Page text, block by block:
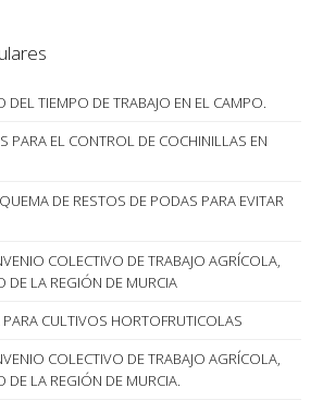
TIEMPO DE TRABAJO EN EL CAMPO.
PARA EL CONTROL DE COCHINILLAS EN
DE RESTOS DE PODAS PARA EVITAR
COLECTIVO DE TRABAJO AGRÍCOLA,
DE LA REGIÓN DE MURCIA
CULTIVOS HORTOFRUTICOLAS
COLECTIVO DE TRABAJO AGRÍCOLA,
DE LA REGIÓN DE MURCIA.